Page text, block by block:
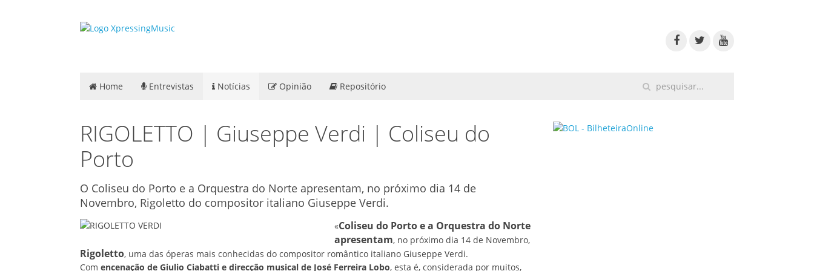
Home Entrevistas Notícias Opinião Repositório
RIGOLETTO | Giuseppe Verdi | Coliseu do
Porto
O Coliseu do Porto e a Orquestra do Norte apresentam, no próximo dia 14 de
Novembro, Rigoletto do compositor italiano Giuseppe Verdi.
«Coliseu do Porto e a Orquestra do Norte
apresentam, no próximo dia 14 de Novembro,
Rigoletto, uma das óperas mais conhecidas do compositor romântico italiano Giuseppe Verdi.
Com encenação de Giulio Ciabatti e direcção musical de José Ferreira Lobo, esta é, considerada por muitos,